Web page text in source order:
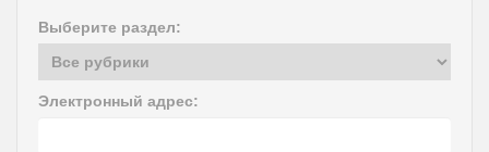
Выберите раздел:
Электронный адрес: